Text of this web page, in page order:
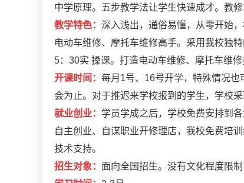
中学原理。五步教学法让学生快速成才。教修
教学特色： 深入浅出，通俗易懂，从零开始
电动车维修、摩托车维修高手。采用我校独
5：30实 操课。打造电动车维修、摩托车维修
开课时间： 每月1号、16号开学，特殊情况
会为止。对于推迟来学校报到的学生，学校
就业创业： 学员学成之后，学校免费安排到
自主创业、自谋职业开修理店，我校免费培
技术支持。
招生对象： 面向全国招生。没有文化程度限